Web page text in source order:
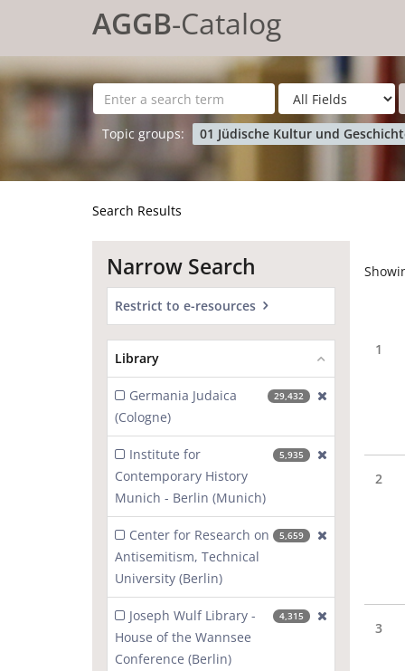
for search '
AGGB-Catalog
Topic groups: 01 Jüdische Kultur und
Search Results
1
2
3
Narrow Search
Restrict to e-resources
Library
Germania Judaica
(Cologne)
29,432
Institute for
Contemporary History
Munich - Berlin (Munich)
5,935 [exclude]
Center for Research on
Antisemitism, Technical
University (Berlin)
5,659
Joseph Wulf Library -
House of the Wannsee
Conference (Berlin)
4,315